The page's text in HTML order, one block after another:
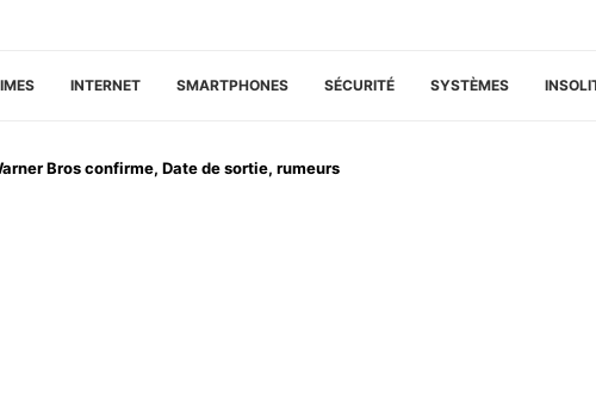
INTERNET SMARTPHONES SÉCURITÉ SYSTÈMES
Bros confirme, Date de sortie, rumeurs